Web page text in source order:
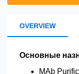
OVERVIEW
Основные
MAb